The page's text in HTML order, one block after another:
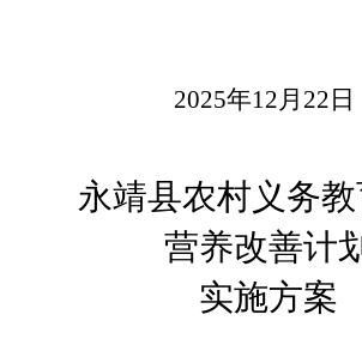
2025年12月 22 日
永靖县农村义务
营养改善计
实施方案